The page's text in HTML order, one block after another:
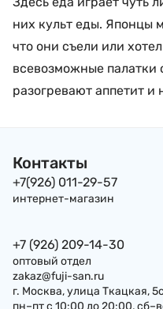
них культ еды. Японцы
что они съели или
всевозможные палатки
разогревают аппетит и
Контакты
+7(926) 011-29-57
интернет-магазин
+7 (926) 209-14-30
оптовый отдел
zakaz@fuji-san.ru
г. Москва, улица Ткацкая,
пн–пт с 10:00 до 20:00,